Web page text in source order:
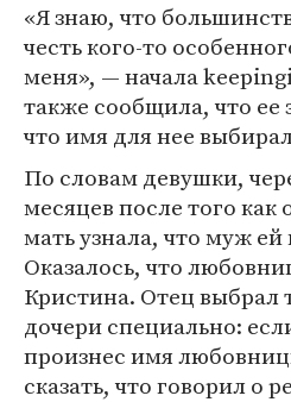
«Я знаю, что
честь кого-то
меня», — начала
также сообщила, что ее
что имя для нее
По словам девушки,
месяцев после того как
мать узнала, что муж ей
Оказалось, что
Кристина. Отец выбрал
дочери специально:
произнес имя
сказать, что говорил о